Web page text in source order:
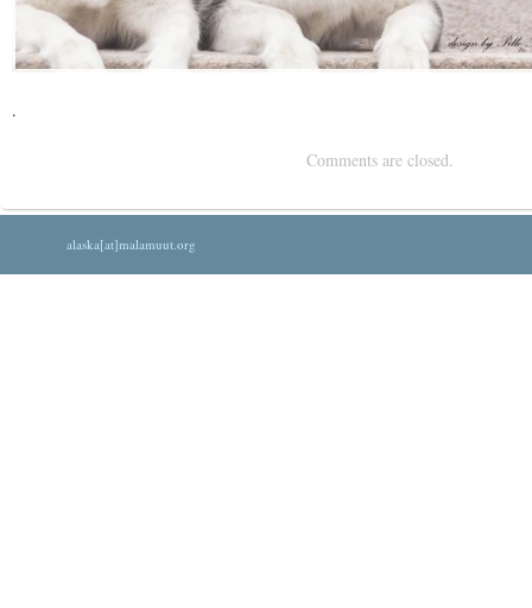
.
Comments are closed.
alaska[at]malamuut.org